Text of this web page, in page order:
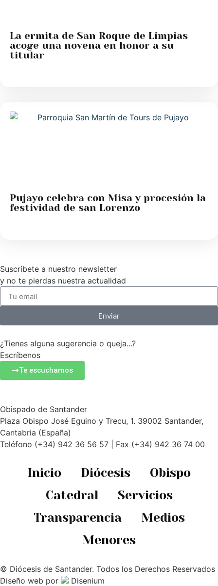
La ermita de San Roque de Limpias
acoge una novena en honor a su
titular
Pujayo celebra con Misa y procesión la
festividad de san Lorenzo
Suscríbete a nuestro newsletter
y no te pierdas nuestra actualidad
Enviar
¿Tienes alguna sugerencia o queja...?
Escríbenos
Te escuchamos
Obispado de Santander
Plaza Obispo José Eguino y Trecu, 1. 39002 Santander,
Cantabria (España)
Teléfono (+34) 942 36 56 57 | Fax (+34) 942 36 74 00
Inicio Diócesis
Obispo
Catedral
Servicios
Transparencia
Medios
Menores
© Diócesis de Santander. Todos los Derechos Reservados
Diseño web por Disenium